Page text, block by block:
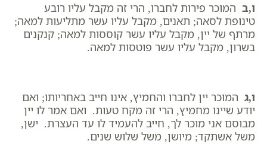
ו,ב המוכר פירות לחברו, הרי זה מקבל עליו רובע
טינופת לסאה; תאנים, מקבל עליו עשר מתליעות למאה;
מרתף של יין, מקבל עליו עשר קוססות למאה; קנקנים
בשרון, מקבל עליו עשר פוטסות למאה.
ו,ג המוכר יין לחברו והחמיץ, אינו חייב באחריותו; ואם
יודע שיינו מחמיץ, הרי זה מקח טעות. ואם אמר לו יין
מבוסם אני מוכר לך, חייב להעמיד לו עד העצרת. ישן,
משל אשתקד; מיושן, משל שלוש שנים.